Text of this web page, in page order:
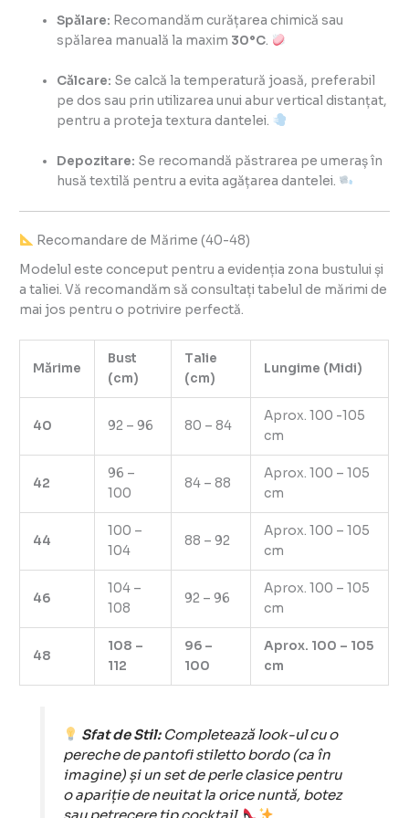
Spălare: Recomandăm curățarea chimică sau
spălarea manuală la maxim 30°C.
Călcare: Se calcă la temperatură joasă, preferabil
pe dos sau prin utilizarea unui abur vertical distanțat,
pentru a proteja textura dantelei.
Depozitare: Se recomandă păstrarea pe umeraș în
husă textilă pentru a evita agățarea dantelei.
Recomandare de Mărime (40-48)
Modelul este conceput pentru a evidenția zona bustului și
a taliei. Vă recomandăm să consultați tabelul de mărimi de
mai jos pentru o potrivire perfectă.
Mărime
Bust
(cm)
Talie
(cm)
Lungime (Midi)
40 92 – 96 80 – 84
Aprox. 100 -105
cm
42
96 –
100
84 – 88
Aprox. 100 – 105
cm
44
100 –
104
88 – 92
Aprox. 100 – 105
cm
46
104 –
108
92 – 96
Aprox. 100 – 105
cm
48
108 –
112
96 –
100
Aprox. 100 – 105
cm
Sfat de Stil:Completează look-ul cu o
pereche de pantofi stiletto bordo (ca în
imagine) și un set de perle clasice pentru
o apariție de neuitat la orice nuntă, botez